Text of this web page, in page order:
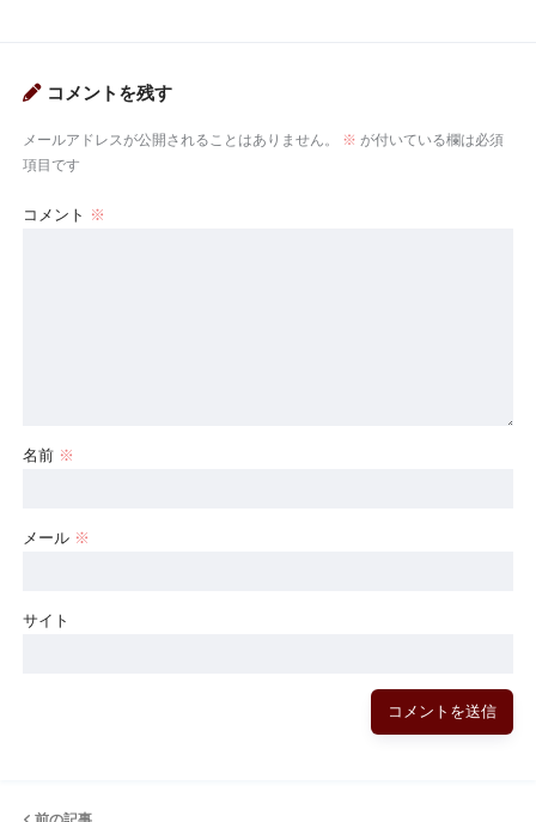
コメントを残す
メールアドレスが公開されることはありません。 ※ が付いている欄は必須
項目です
コメント ※
名前 ※
メール ※
サイト